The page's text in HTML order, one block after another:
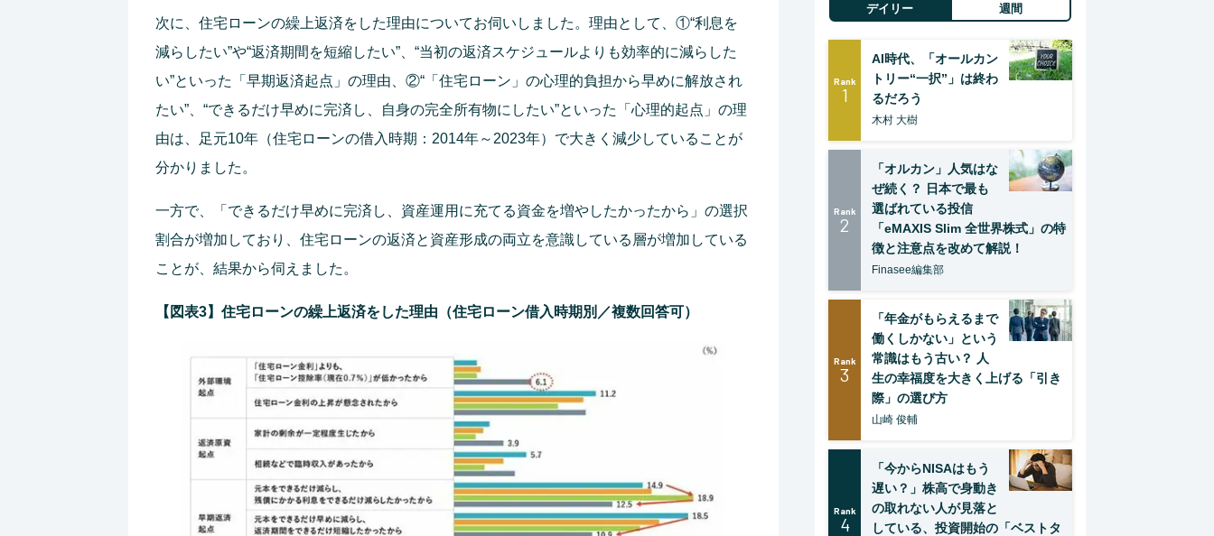
次に、住宅ローンの繰上返済をした理由についてお伺いしました。理由として、①“利息を
減らしたい”や“返済期間を短縮したい”、“当初の返済スケジュールよりも効率的に減らした
い”といった「早期返済起点」の理由、②“「住宅ローン」の心理的負担から早めに解放され
たい”、“できるだけ早めに完済し、自身の完全所有物にしたい”といった「心理的起点」の理
由は、足元10年（住宅ローンの借入時期：2014年～2023年）で大きく減少していることが
分かりました。
一方で、「できるだけ早めに完済し、資産運用に充てる資金を増やしたかったから」の選択
割合が増加しており、住宅ローンの返済と資産形成の両立を意識している層が増加している
ことが、結果から伺えました。
【図表3】住宅ローンの繰上返済をした理由（住宅ローン借入時期別／複数回答可）
デイリー 週間
Rank
1
AI時代、「オールカン
トリー“一択”」は終わ
るだろう
木村 大樹
Rank
2
「オルカン」人気はな
ぜ続く？ 日本で最も
選ばれている投信
「eMAXIS Slim 全世界株式」の特
徴と注意点を改めて解説！
Finasee編集部
Rank
3
「年金がもらえるまで
働くしかない」という
常識はもう古い？ 人
生の幸福度を大きく上げる「引き
際」の選び方
山崎 俊輔
Rank
4
「今からNISAはもう
遅い？」株高で身動き
の取れない人が見落と
している、投資開始の「ベストタ